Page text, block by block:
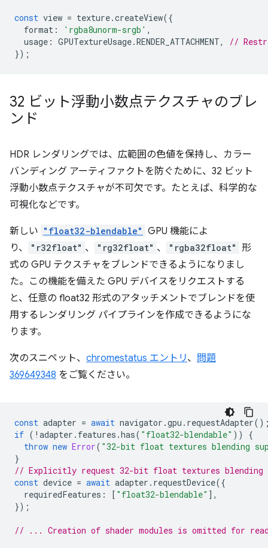
const view = texture.createView({
format : 'rgba8unorm-srgb' ,
usage : GPUTextureUsage.RENDER_ATTACHMENT,
//
});
32 ビット浮動小数点テクスチャのブレ
ンド
HDR レンダリングでは、広範囲の色値を保持し、カラー
バンディング アーティファクトを防ぐために、32 ビット
浮動小数点テクスチャが不可欠です。たとえば、科学的な
可視化などです。
新しい "float32-blendable" GPU 機能によ
り、
"r32float" 、 "rg32float" 、 "rgba32float" 形
式の GPU テクスチャをブレンドできるようになりまし
た。この機能を備えた GPU デバイスをリクエストする
と、任意の float32 形式のアタッチメントでブレンドを使
用するレンダリング パイプラインを作成できるようにな
ります。
次のスニペット、 chromestatus エントリ、 問題
369649348 をご覧ください。
const adapter = await navigator .gpu . requestAdapter
if ( ! adapter . features .has( "float32-blendable" ))
{
throw new Error( "32-bit float textures blending
}
// Explicitly request 32-bit float textures blending
const device = await adapter . requestDevice({
requiredFeatures : [ "float32-blendable" ],
});
// ... Creation of shader modules is omitted for